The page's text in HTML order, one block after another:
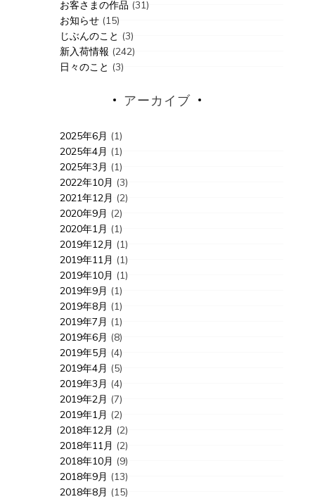
お客さまの作品 (31)
お知らせ(15)
じぶんのこと (3)
新入荷情報 (242)
日々のこと (3)
アーカイブ
2025年6月 (1)
2025年4月 (1)
2025年3月 (1)
2022年10月 (3)
2021年12月 (2)
2020年9月 (2)
2020年1月 (1)
2019年12月 (1)
2019年11月 (1)
2019年10月 (1)
2019年9月 (1)
2019年8月 (1)
2019年7月 (1)
2019年6月 (8)
2019年5月 (4)
2019年4月 (5)
2019年3月 (4)
2019年2月 (7)
2019年1月 (2)
2018年12月 (2)
2018年11月 (2)
2018年10月 (9)
2018年9月 (13)
2018年8月 (15)